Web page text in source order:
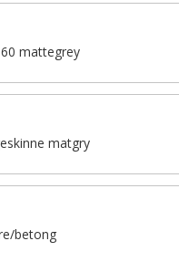
mattegrey
matgry
betong